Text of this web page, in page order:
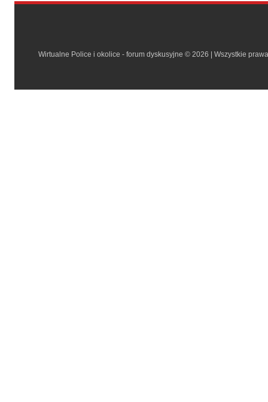
Wirtualne Police i okolice - forum dyskusyjne © 2026 | Wszystkie